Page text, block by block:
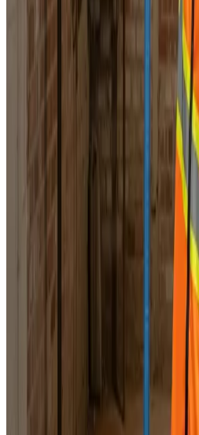
Landsdækkende service
Specialister i alle mærker
70 60 30 04